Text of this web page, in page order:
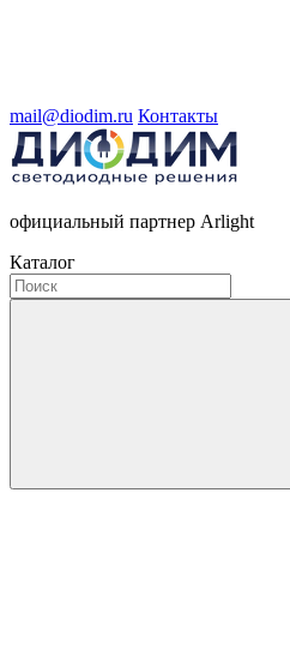
mail@diodim.ru Контакты
официальный партнер Arlight
Каталог